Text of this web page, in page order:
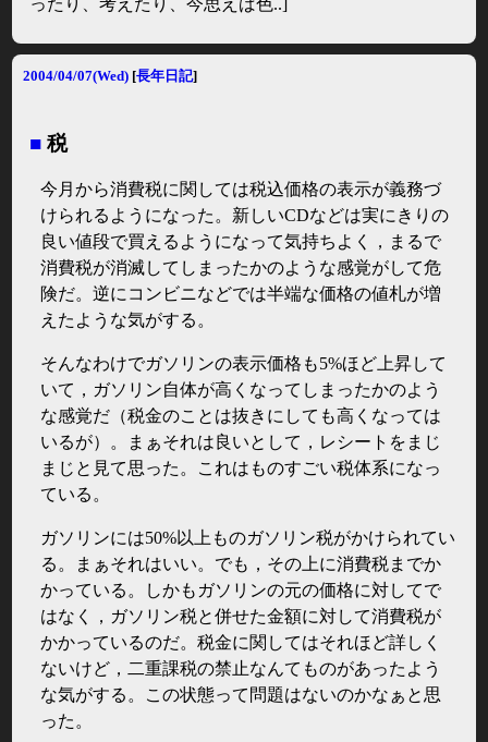
2004/04/07(Wed) [長年日記]
■ 税
今月から消費税に関しては税込価格の表示が義務づ
けられるようになった。新しいCDなどは実にきりの
良い値段で買えるようになって気持ちよく，まるで
消費税が消滅してしまったかのような感覚がして危
険だ。逆にコンビニなどでは半端な価格の値札が増
えたような気がする。
そんなわけでガソリンの表示価格も5%ほど上昇して
いて，ガソリン自体が高くなってしまったかのよう
な感覚だ（税金のことは抜きにしても高くなっては
いるが）。まぁそれは良いとして，レシートをまじ
まじと見て思った。これはものすごい税体系になっ
ている。
ガソリンには50%以上ものガソリン税がかけられてい
る。まぁそれはいい。でも，その上に消費税までか
かっている。しかもガソリンの元の価格に対してで
はなく，ガソリン税と併せた金額に対して消費税が
かかっているのだ。税金に関してはそれほど詳しく
ないけど，二重課税の禁止なんてものがあったよう
な気がする。この状態って問題はないのかなぁと思
った。